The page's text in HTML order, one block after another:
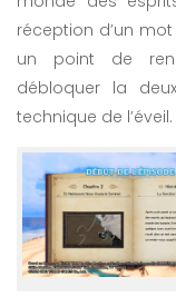
réception d’un
un point de
débloquer la
technique de l’éveil.